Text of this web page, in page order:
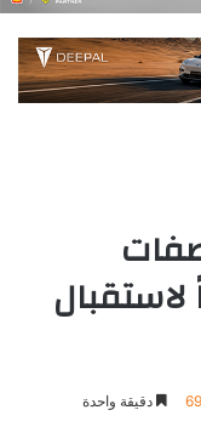
دقيقة واحدة